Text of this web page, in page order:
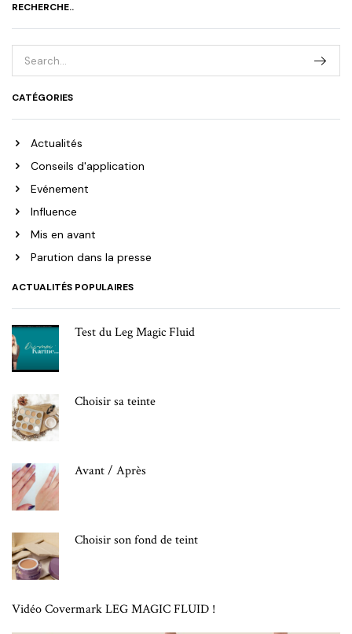
RECHERCHE..
CATÉGORIES
Actualités
Conseils d'application
Evénement
Influence
Mis en avant
Parution dans la presse
ACTUALITÉS POPULAIRES
Test du Leg Magic Fluid
Choisir sa teinte
Avant / Après
Choisir son fond de teint
Vidéo Covermark LEG MAGIC FLUID !